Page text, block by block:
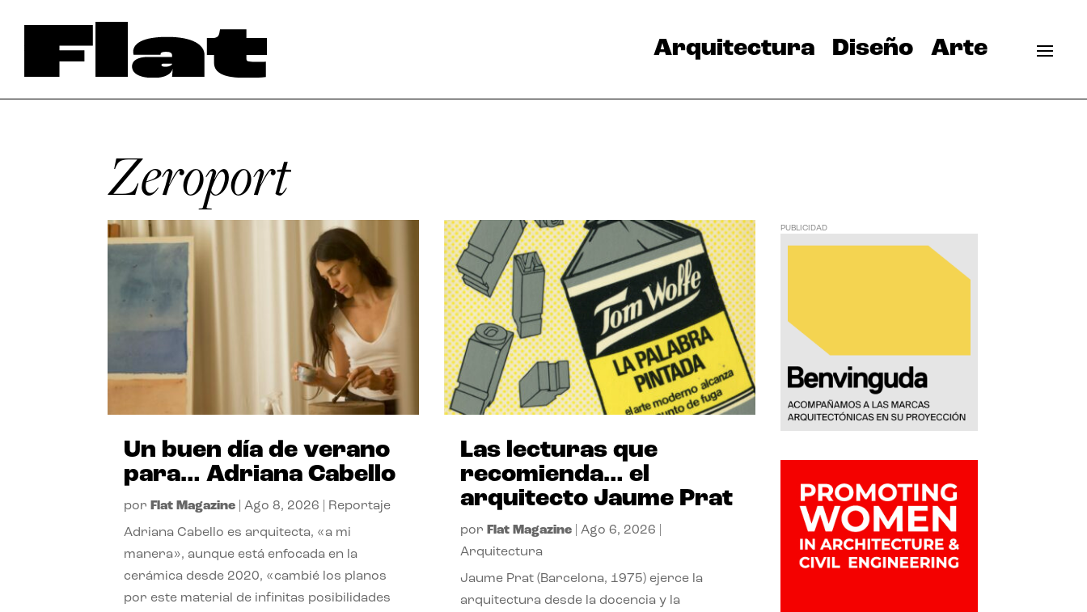
Arquitectura Diseño Arte
Zeroport
Un buen día de verano
para… Adriana Cabello
por Flat Magazine |Ago 8, 2026 Reportaje
Adriana Cabello es arquitecta, «a mi
manera», aunque está enfocada en la
cerámica desde 2020, «cambié los planos
por este material de infinitas posibilidades
Las lecturas que
recomienda… el
arquitecto Jaume Prat
por Flat Magazine| Ago 6, 2026
Arquitectura
Jaume Prat (Barcelona, 1975) ejerce la
arquitectura desde la docencia y la
PUBLICIDAD